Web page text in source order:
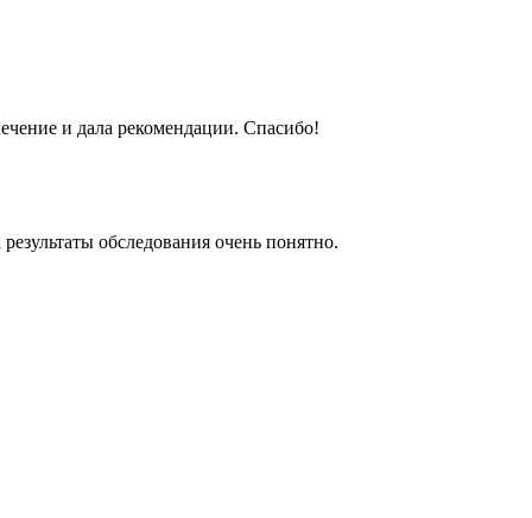
и дала рекомендации. Спасибо!
обследования очень понятно.